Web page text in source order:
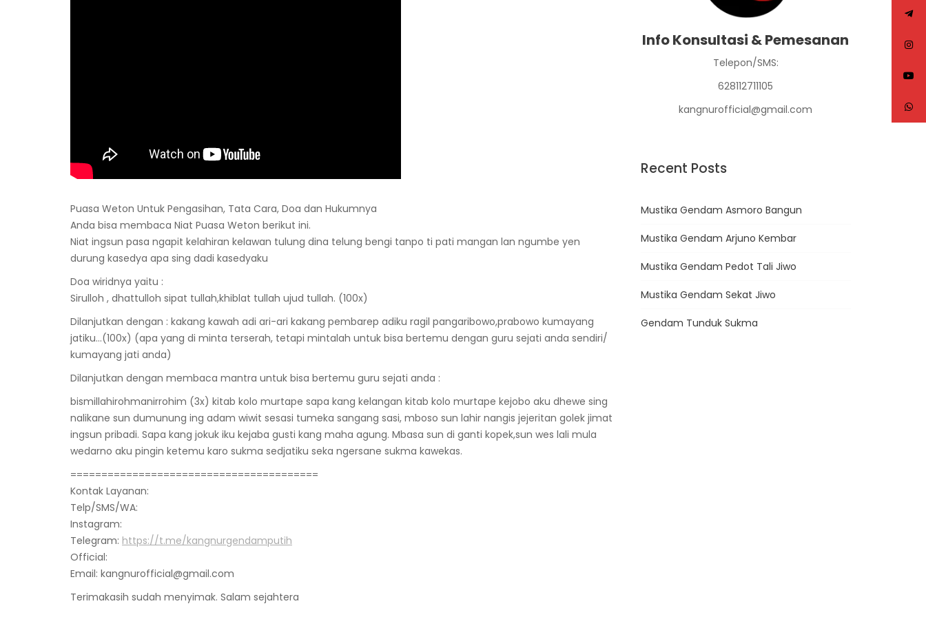
Puasa Weton Untuk Pengasihan, Tata Cara, Doa dan Hukumnya
Anda bisa membaca Niat Puasa Weton berikut ini.
Niat ingsun pasa ngapit kelahiran kelawan tulung dina telung bengi tanpo ti pati mangan lan ngumbe yen
durung kasedya apa sing dadi kasedyaku
Doa wiridnya yaitu :
Sirulloh , dhattulloh sipat tullah,khiblat tullah ujud tullah. (100x)
Dilanjutkan dengan : kakang kawah adi ari-ari kakang pembarep adiku ragil pangaribowo,prabowo kumayang
jatiku…(100x) (apa yang di minta terserah, tetapi mintalah untuk bisa bertemu dengan guru sejati anda sendiri/
kumayang jati anda)
Dilanjutkan dengan membaca mantra untuk bisa bertemu guru sejati anda :
bismillahirohmanirrohim (3x) kitab kolo murtape sapa kang kelangan kitab kolo murtape kejobo aku dhewe sing
nalikane sun dumunung ing adam wiwit sesasi tumeka sangang sasi, mboso sun lahir nangis jejeritan golek jimat
ingsun pribadi. Sapa kang jokuk iku kejaba gusti kang maha agung. Mbasa sun di ganti kopek,sun wes lali mula
wedarno aku pingin ketemu karo sukma sedjatiku seka ngersane sukma kawekas.
========================================
Kontak Layanan:
Telp/SMS/WA:
Instagram:
Telegram: https://t.me/kangnurgendamputih
Official:
Email: kangnurofficial@gmail.com
Terimakasih sudah menyimak. Salam sejahtera
Info Konsultasi & Pemesanan
Telepon/SMS:
628112711105
kangnurofficial@gmail.com
Recent Posts
Mustika Gendam Asmoro Bangun
Mustika Gendam Arjuno Kembar
Mustika Gendam Pedot Tali Jiwo
Mustika Gendam Sekat Jiwo
Gendam Tunduk Sukma